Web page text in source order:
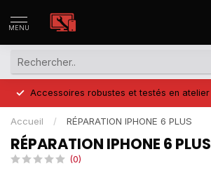
MENU
Accessoires robustes et testés en atelier
Accueil / RÉPARATION IPHONE 6 PLUS
RÉPARATION IPHONE 6 PLUS
(0)